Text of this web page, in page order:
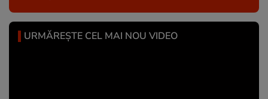
URMĂREȘTE CEL MAI NOU VIDEO